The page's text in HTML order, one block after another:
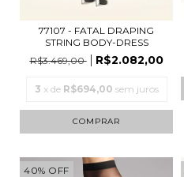
77107 - FATAL DRAPING
STRING BODY-DRESS
R$3.469,00
R$2.082,00
3 x de R$694,00 sem juros
COMPRAR
40% OFF